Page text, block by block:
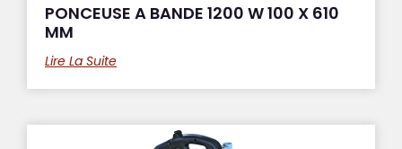
PONCEUSE A BANDE 1200 W 100 X 610
MM
Lire La Suite